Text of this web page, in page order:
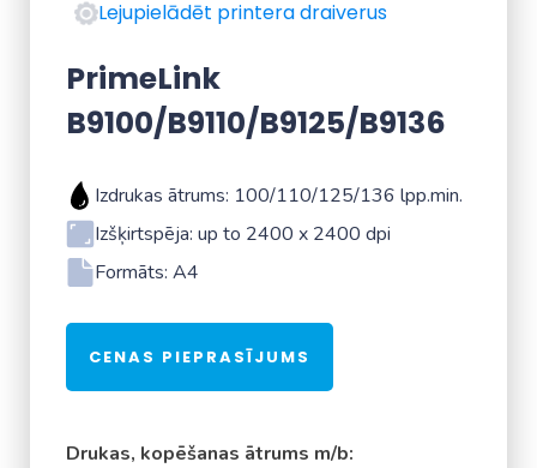
Lejupielādēt printera draiverus
PrimeLink
B9100/B9110/B9125/B9136
Izdrukas ātrums: 100/110/125/136 lpp.min.
Izšķirtspēja: up to 2400 x 2400 dpi
Formāts: A4
CENAS PIEPRASĪJUMS
Drukas, kopēšanas ātrums m/b: